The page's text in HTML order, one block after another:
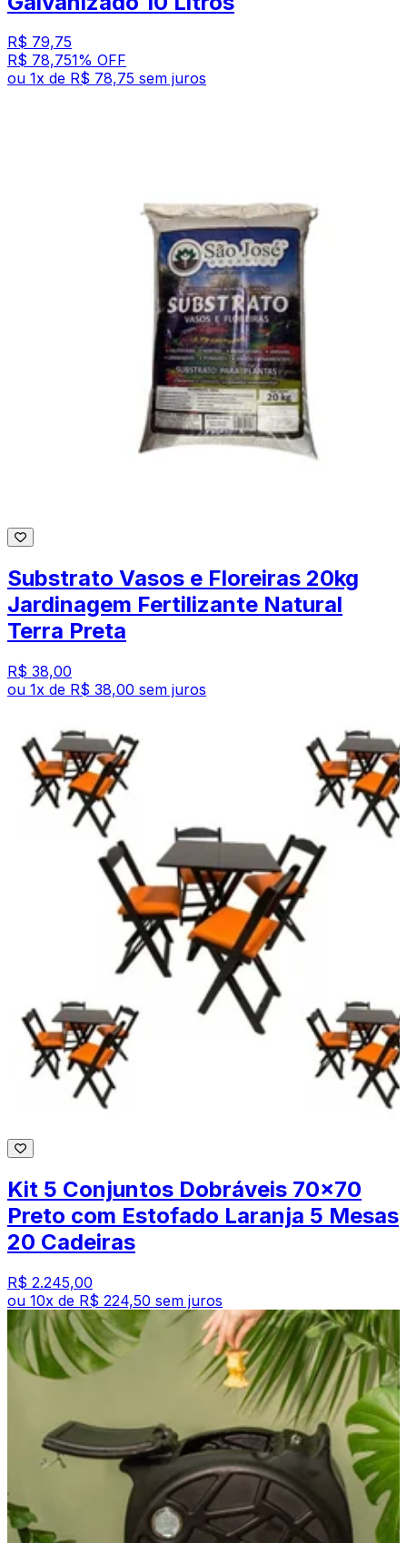
R$ 79,75
R$ 78,751% OFF
ou 1x de R$ 78,75 sem juros
Substrato Vasos e Floreiras 20kg
Jardinagem Fertilizante Natural
Terra Preta
R$ 38,00
ou 1x de R$ 38,00 sem juros
Kit 5 Conjuntos Dobráveis 70x70
Preto com Estofado Laranja 5 Mesas
20 Cadeiras
R$ 2.245,00
ou 10x de R$ 224,50 sem juros